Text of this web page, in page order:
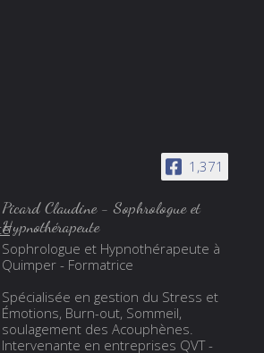
1,371
Picard Claudine - Sophrologue et
Hypnothérapeute
Sophrologue et Hypnothérapeute à
Quimper - Formatrice
Spécialisée en gestion du Stress et
Émotions, Burn-out, Sommeil,
soulagement des Acouphènes.
Intervenante en entreprises QVT -